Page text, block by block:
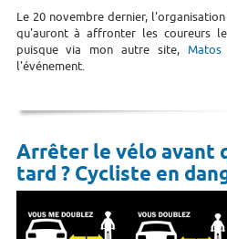
Le 20 novembre dernier,
qu'auront à affronter les coureurs
puisque via mon autre site, Matos
l'événement.
Arrêter le vélo avant
tard ? Cycliste en